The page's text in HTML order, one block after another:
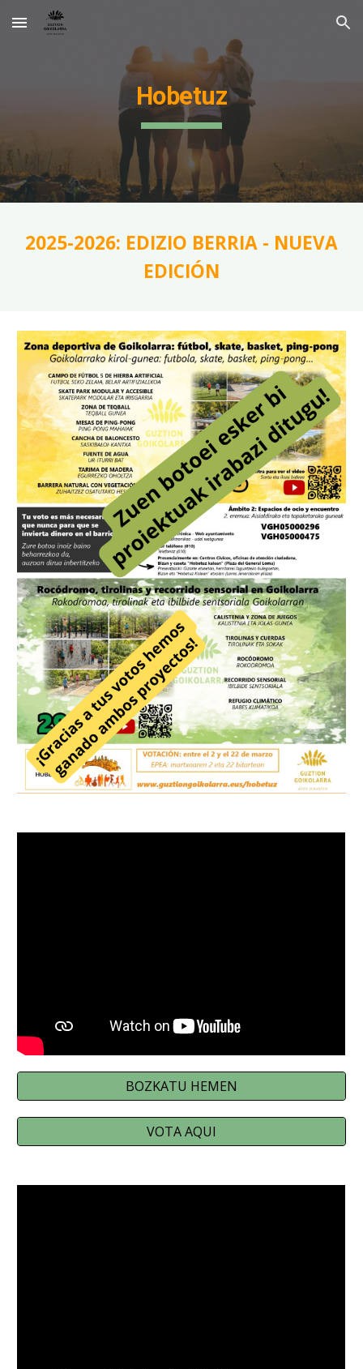
Skip to main content Skip to navigation
Hobetuz
2025-2026: EDIZIO BERRIA - NUEVA
EDICIÓN
BOZKATU HEMEN
VOTA AQUI